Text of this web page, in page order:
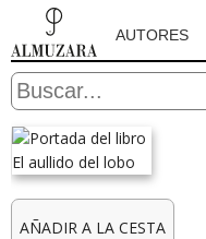
AUTORES
AÑADIR A LA CESTA